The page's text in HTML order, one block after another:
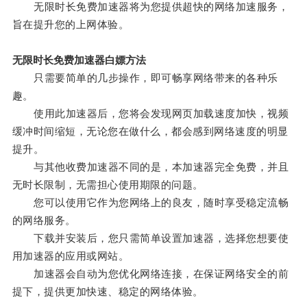
无限时长免费加速器将为您提供超快的网络加速服务，
旨在提升您的上网体验。
无限时长免费加速器白嫖方法
只需要简单的几步操作，即可畅享网络带来的各种乐
趣。
使用此加速器后，您将会发现网页加载速度加快，视频
缓冲时间缩短，无论您在做什么，都会感到网络速度的明显
提升。
与其他收费加速器不同的是，本加速器完全免费，并且
无时长限制，无需担心使用期限的问题。
您可以使用它作为您网络上的良友，随时享受稳定流畅
的网络服务。
下载并安装后，您只需简单设置加速器，选择您想要使
用加速器的应用或网站。
加速器会自动为您优化网络连接，在保证网络安全的前
提下，提供更加快速、稳定的网络体验。